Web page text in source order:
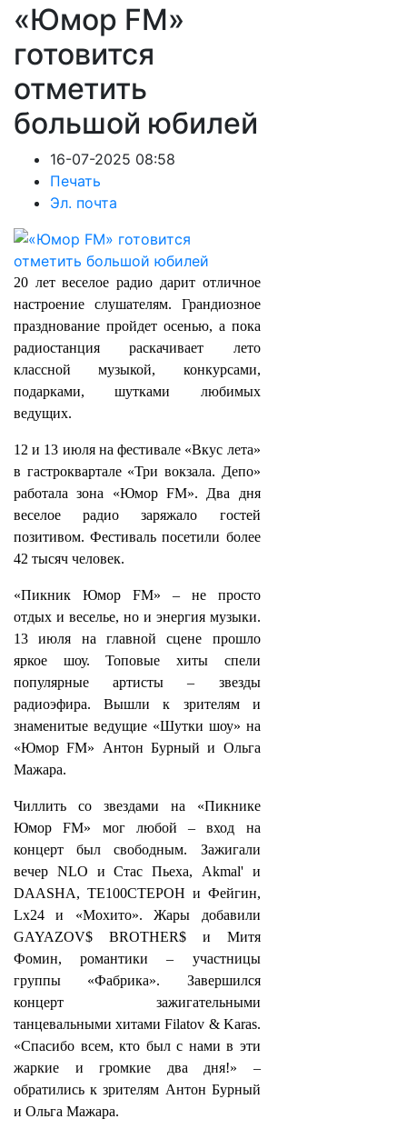
«Юмор FM»
готовится
отметить
большой юбилей
16-07-2025 08:58
Печать
Эл. почта
20 лет веселое радио дарит отличное
настроение слушателям. Грандиозное
празднование пройдет осенью, а пока
радиостанция раскачивает лето
классной музыкой, конкурсами,
подарками, шутками любимых
ведущих.
12 и 13 июля на фестивале «Вкус лета»
в гастроквартале «Три вокзала. Депо»
работала зона «Юмор FM». Два дня
веселое радио заряжало гостей
позитивом. Фестиваль посетили более
42 тысяч человек.
«Пикник Юмор FM» – не просто
отдых и веселье, но и энергия музыки.
13 июля на главной сцене прошло
яркое шоу. Топовые хиты спели
популярные артисты – звезды
радиоэфира. Вышли к зрителям и
знаменитые ведущие «Шутки шоу» на
«Юмор FM» Антон Бурный и Ольга
Мажара.
Чиллить со звездами на «Пикнике
Юмор FM» мог любой – вход на
концерт был свободным. Зажигали
вечер NLO и Стас Пьеха, Akmal' и
DAASHA, ТЕ100СТЕРОН и Фейгин,
Lx24 и «Мохито». Жары добавили
GAYAZOV$ BROTHER$ и Митя
Фомин, романтики – участницы
группы «Фабрика». Завершился
концерт зажигательными
танцевальными хитами Filatov & Karas.
«Спасибо всем, кто был с нами в эти
жаркие и громкие два дня!» –
обратились к зрителям Антон Бурный
и Ольга Мажара.